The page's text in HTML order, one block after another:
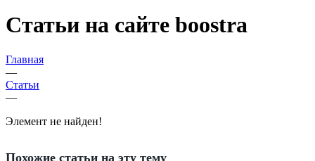
Статьи на сайте boostra
Главная
—
Статьи
—
Элемент не найден!
Похожие статьи на эту тему